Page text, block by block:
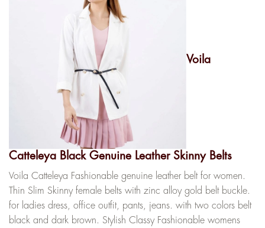
Voila
Catteleya Black Genuine Leather Skinny Belts
Voila Catteleya Fashionable genuine leather belt for women.
Thin Slim Skinny female belts with zinc alloy gold belt buckle.
for ladies dress, office outfit, pants, jeans. with two colors belt
black and dark brown. Stylish Classy Fashionable womens